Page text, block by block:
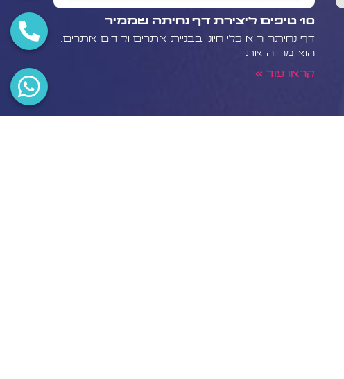
10 טיפים ליצירת דף נחיתה שממיר
דף נחיתה הוא כלי חיוני בבניית אתרים וקידום אתרים.
הוא מהווה את
קראו עוד »